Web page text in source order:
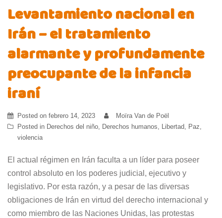
Levantamiento nacional en
Irán – el tratamiento
alarmante y profundamente
preocupante de la infancia
iraní
Posted on febrero 14, 2023
Moïra Van de Poël
Posted in Derechos del niño Derechos humanos Libertad Paz
violencia
El actual régimen en Irán faculta a un líder para poseer
control absoluto en los poderes judicial, ejecutivo y
legislativo. Por esta razón, y a pesar de las diversas
obligaciones de Irán en virtud del derecho internacional y
como miembro de las Naciones Unidas, las protestas